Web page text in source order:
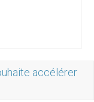
accélérer